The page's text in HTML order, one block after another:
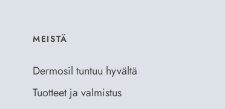
MEISTÄ
Dermosil tuntuu hyvältä
Tuotteet ja valmistus